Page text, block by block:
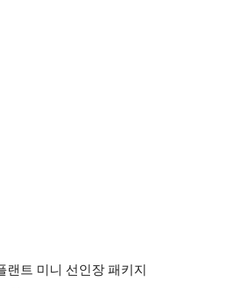
랜트 미니 선인장 패키지